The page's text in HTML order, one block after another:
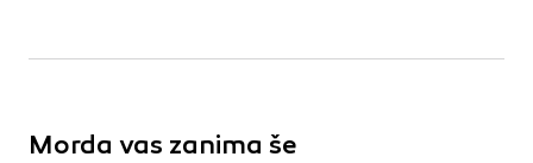
Morda vas zanima še